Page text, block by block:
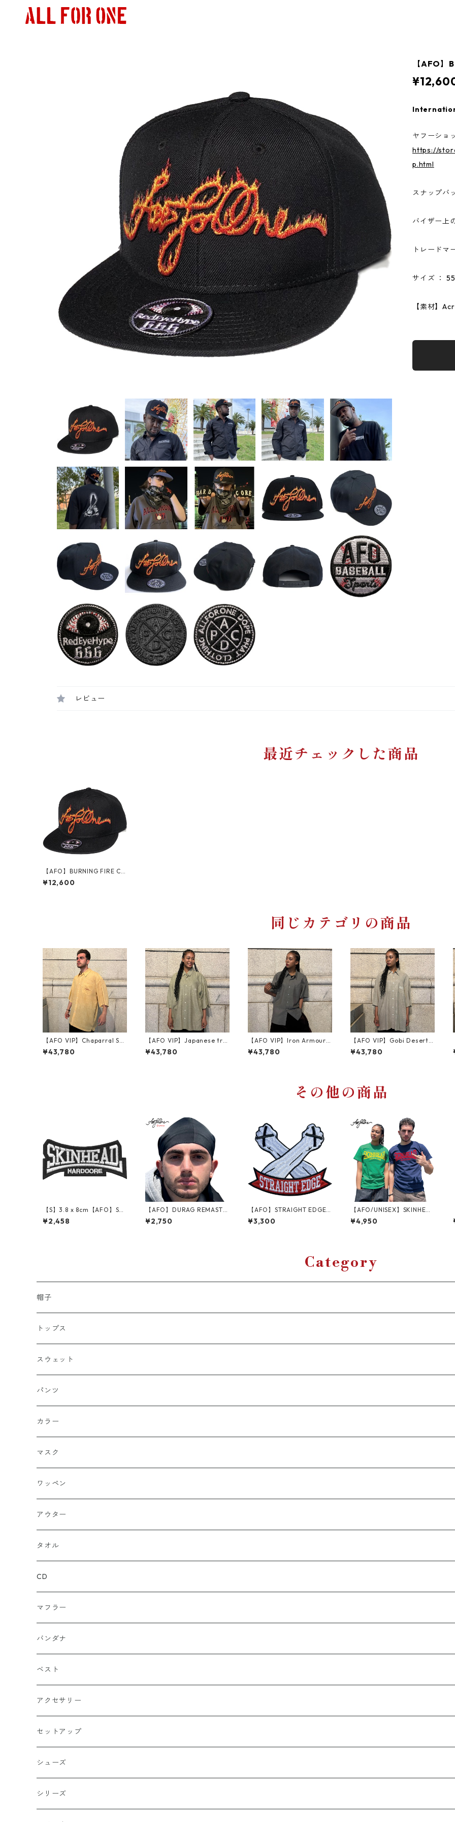
【AFO】
ヤフーショ
https://
p.html
スナップバ
バイザー上
トレードマ
サイズ ：
【素材】
レビュー
最近チェックした商品
【AFO】BURNING FIRE CA
P キャップ【BLACK】
¥12,600
同じカテゴリの商品
【AFO VIP】Chaparral Shi
rt【ORANGE】
¥43,780
【AFO VIP】Japanese tra
ditional clothing Shirts
【カラシイエロー】
¥43,780
【AFO VIP】Iron Armour S
hirts
¥43,780
【AFO VIP】Gobi Desert S
hirts【VIP】半袖シャツ
¥43,780
その他の商品
【S】3.8 x 8cm【AFO】SKI
NHEAD HARDCORE WAPP
EN 【ゆうパケット配送対象
¥2,458
【AFO】DURAG REMASTE
R【8WAY SPANDEX STRET
CH / Limmited】ドゥーラ
¥2,750
【AFO】STRAIGHT EDGE
WAPPEN 【ゆうパケット配
送対象商品】ストレートエ
¥3,300
【AFO/UNISEX】SKINHEA
D HARDCORE TEE スキン
ヘッド ティーシャツ【ゆう
¥4,950
Category
帽子
キャップ
スナップバック
フィッテド（サイズ調整無）
ドゥラグ
スカルキャップ
ハンチング
ニットキャップ
ハット
トップス
Ｔシャツ
半袖
長袖
シャツ（半袖）
シャツ（長袖）
トレーナー
パーカー
ジップアップ
プルオーバー
ロンＴ
総柄
タンクトップ
セーター
ポロシャツ
半袖
長袖
スウェット
トレーナー
パーカー
パンツ
ハーフ
ロング
ストレート
ルーズ
カラー
ブラック
ネイビー
グレー
ゴールド（金）
カーキグリーン
カーキーベージュ
ブルー
ワイン
グリーン
ベージュ
チャコール
ホワイト
マスク
ワッペン
ロゴ
キャラクター
アシュラ
イーグル
バッターマン（野球）
家紋
丸型
炎（ファイア）
四角型
ホラー
ペンタグラム
楯型
スポーツ
アウター
ジャケット
タオル
CD
マフラー
バンダナ
ベスト
アクセサリー
ペンダント
ブレスレッド
セットアップ
シューズ
DADA
シリーズ